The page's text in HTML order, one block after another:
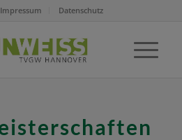
Impressum Datenschutz